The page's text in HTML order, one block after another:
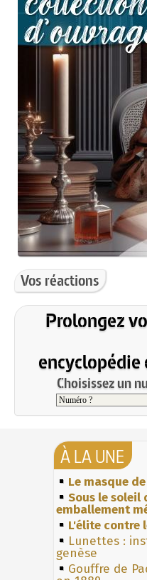
Vos réactions
Prolongez
encyclopédie
Choisissez un
À LA UNE
Le masque
Sous le soleil
emballement
L'élite contre
Lunettes :
genèse
Gouffre de